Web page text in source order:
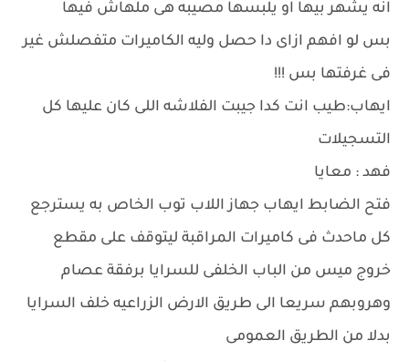
انه يشهر بيها او يلبسها مصيبه هى ملهاش فيها
بس لو افهم ازاى دا حصل وليه الكاميرات متفصلش غير
فى غرفتها بس !!!
ايهاب:طيب انت كدا جيبت الفلاشه اللى كان عليها كل
التسجيلات
فهد : معايا
فتح الضابط ايهاب جهاز اللاب توب الخاص به يسترجع
كل ماحدث فى كاميرات المراقبة ليتوقف على مقطع
خروج ميس من الباب الخلفى للسرايا برفقة عصام
وهروبهم سريعا الى طريق الارض الزراعيه خلف السرايا
بدلا من الطريق العمومى